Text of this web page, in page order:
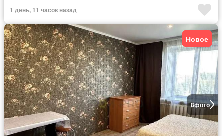
1 день, 11 часов назад
8фото
Новое